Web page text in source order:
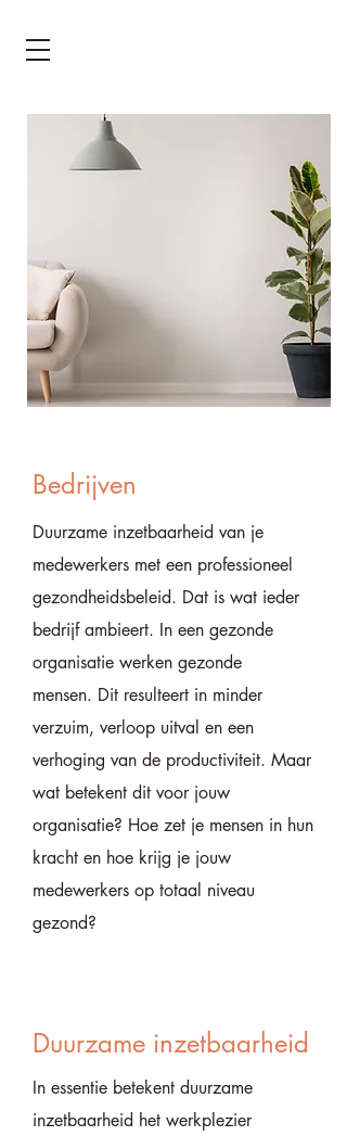
Bedrijven
Duurzame inzetbaarheid van je
medewerkers met een professioneel
gezondheidsbeleid. Dat is wat ieder
bedrijf ambieert. In een gezonde
organisatie werken gezonde
mensen. Dit resulteert in minder
verzuim, verloop uitval en een
verhoging van de productiviteit. Maar
wat betekent dit voor jouw
organisatie? Hoe zet je mensen in hun
kracht en hoe krijg je jouw
medewerkers op totaal niveau
gezond?
Duurzame inzetbaarheid
In essentie betekent duurzame
inzetbaarheid het werkplezier